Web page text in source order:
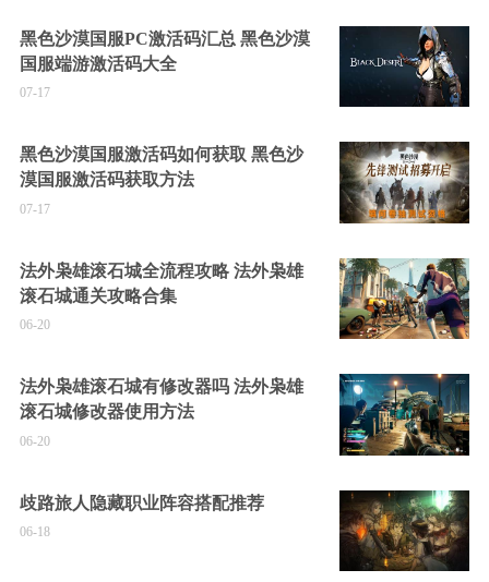
黑色沙漠国服PC激活码汇总 黑色沙漠
国服端游激活码大全
07-17
黑色沙漠国服激活码如何获取 黑色沙
漠国服激活码获取方法
07-17
法外枭雄滚石城全流程攻略 法外枭雄
滚石城通关攻略合集
06-20
法外枭雄滚石城有修改器吗 法外枭雄
滚石城修改器使用方法
06-20
歧路旅人隐藏职业阵容搭配推荐
06-18